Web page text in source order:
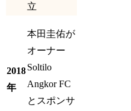
立
2018
年
本田圭佑が
オーナー
Soltilo
Angkor FC
とスポンサ